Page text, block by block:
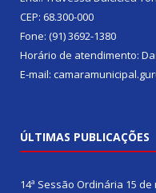
CEP: 68.300-000
Fone: (91) 3692-1380
Horário de atendimento:
E-mail:
ÚLTIMAS PUBLICAÇÕES
14ª Sessão Ordinária 15 de